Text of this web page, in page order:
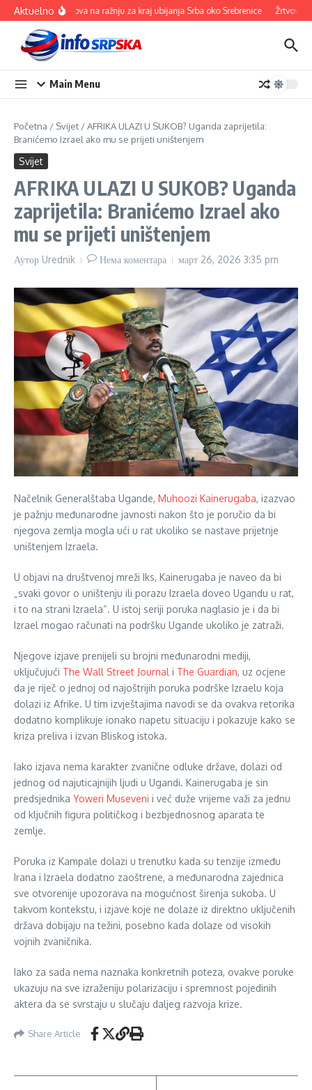
Прескочи на
Aktuelno100 ovnova na ražnju za kraj ubijanja Srba oko Srebrenice Žrtvovali
Main Menu
Početna / Svijet /AFRIKA ULAZI U SUKOB? Uganda zaprijetila:
Branićemo Izrael ako mu se prijeti uništenjem
Svijet
AFRIKA ULAZI U SUKOB? Uganda
zaprijetila: Branićemo Izrael ako
mu se prijeti uništenjem
Аутор Urednik Нема коментара март 26, 2026 3:35 pm
Načelnik Generalštaba Ugande, Muhoozi Kainerugaba, izazvao
je pažnju međunarodne javnosti nakon što je poručio da bi
njegova zemlja mogla ući u rat ukoliko se nastave prijetnje
uništenjem Izraela.
U objavi na društvenoj mreži Iks, Kainerugaba je naveo da bi
„svaki govor o uništenju ili porazu Izraela doveo Ugandu u rat,
i to na strani Izraela“. U istoj seriji poruka naglasio je i da bi
Izrael mogao računati na podršku Ugande ukoliko je zatraži.
Njegove izjave prenijeli su brojni međunarodni mediji,
uključujući The Wall Street Journal i The Guardian, uz ocjene
da je riječ o jednoj od najoštrijih poruka podrške Izraelu koja
dolazi iz Afrike. U tim izvještajima navodi se da ovakva retorika
dodatno komplikuje ionako napetu situaciju i pokazuje kako se
kriza preliva i izvan Bliskog istoka.
Iako izjava nema karakter zvanične odluke države, dolazi od
jednog od najuticajnijih ljudi u Ugandi. Kainerugaba je sin
predsjednika Yoweri Museveni i već duže vrijeme važi za jednu
od ključnih figura političkog i bezbjednosnog aparata te
zemlje.
Poruka iz Kampale dolazi u trenutku kada su tenzije između
Irana i Izraela dodatno zaoštrene, a međunarodna zajednica
sve otvorenije upozorava na mogućnost širenja sukoba. U
takvom kontekstu, i izjave koje ne dolaze iz direktno uključenih
država dobijaju na težini, posebno kada dolaze od visokih
vojnih zvaničnika.
Iako za sada nema naznaka konkretnih poteza, ovakve poruke
ukazuju na sve izraženiju polarizaciju i spremnost pojedinih
aktera da se svrstaju u slučaju daljeg razvoja krize.
Share Article